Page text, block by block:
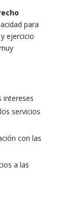
para
ejercicio
intereses
servicios
con las
a las